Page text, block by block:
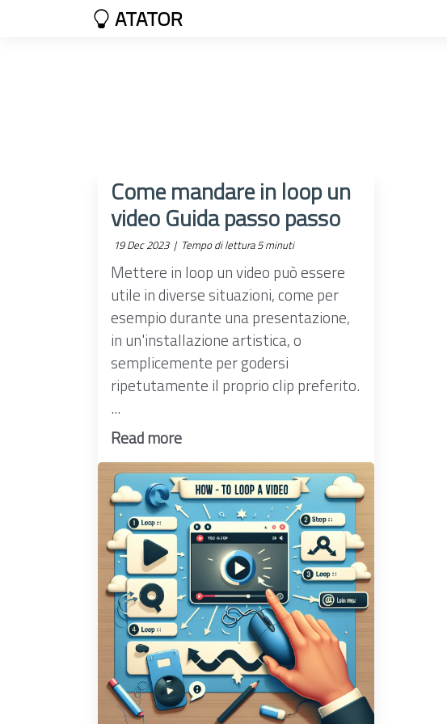
ATATOR
Come mandare in loop un
video Guida passo passo
19 Dec 2023 | Tempo di lettura 5 minuti
Mettere in loop un video può essere
utile in diverse situazioni, come per
esempio durante una presentazione,
in un'installazione artistica, o
semplicemente per godersi
ripetutamente il proprio clip preferito.
...
Read more